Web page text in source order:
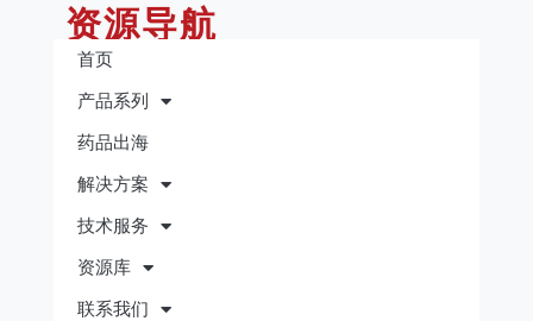
资源导航
首页
产品系列
药品出海
解决方案
技术服务
资源库
联系我们